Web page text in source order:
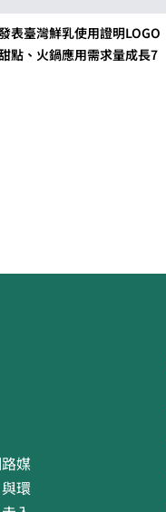
表臺灣鮮乳使用證明LOGO
點、火鍋應用需求量成長7
媒
環